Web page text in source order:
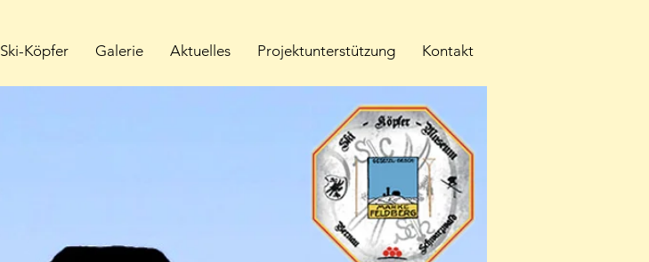
Ski-Köpfer Galerie Aktuelles Projektunterstützung Kontakt